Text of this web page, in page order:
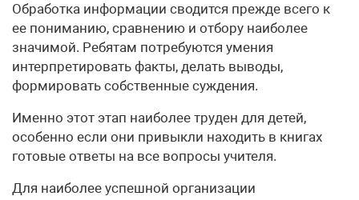
Обработка информации сводится прежде всего к
ее пониманию, сравнению и отбору наиболее
значимой. Ребятам потребуются умения
интерпретировать факты, делать выводы,
формировать собственные суждения.
Именно этот этап наиболее труден для детей,
особенно если они привыкли находить в книгах
готовые ответы на все вопросы учителя.
Для наиболее успешной организации